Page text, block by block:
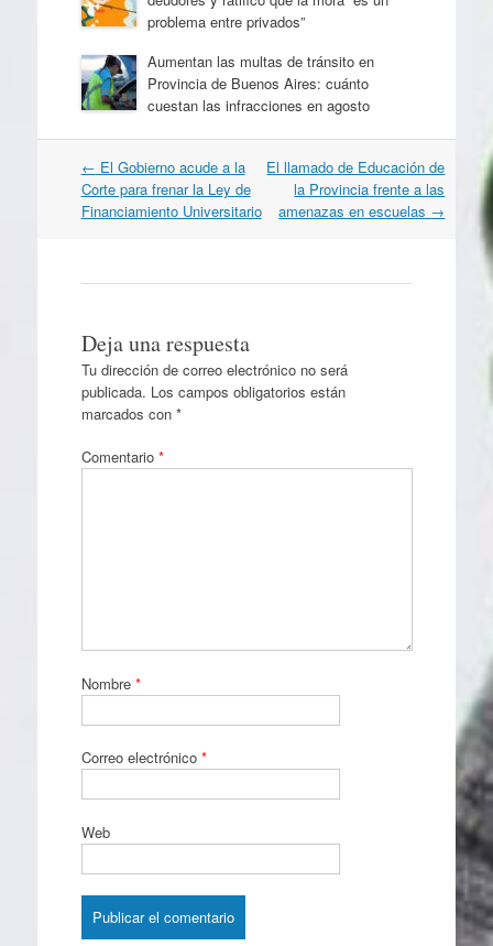
problema entre privados”
Aumentan las multas de tránsito en
Provincia de Buenos Aires: cuánto
cuestan las infracciones en agosto
Navegación
por
artículos
← El Gobierno acude a la
Corte para frenar la Ley de
Financiamiento Universitario
El llamado de Educación de
la Provincia frente a las
amenazas en escuelas →
Deja una respuesta
Tu dirección de correo electrónico no será
publicada. Los campos obligatorios están
marcados con *
Comentario *
Nombre *
Correo electrónico *
Web